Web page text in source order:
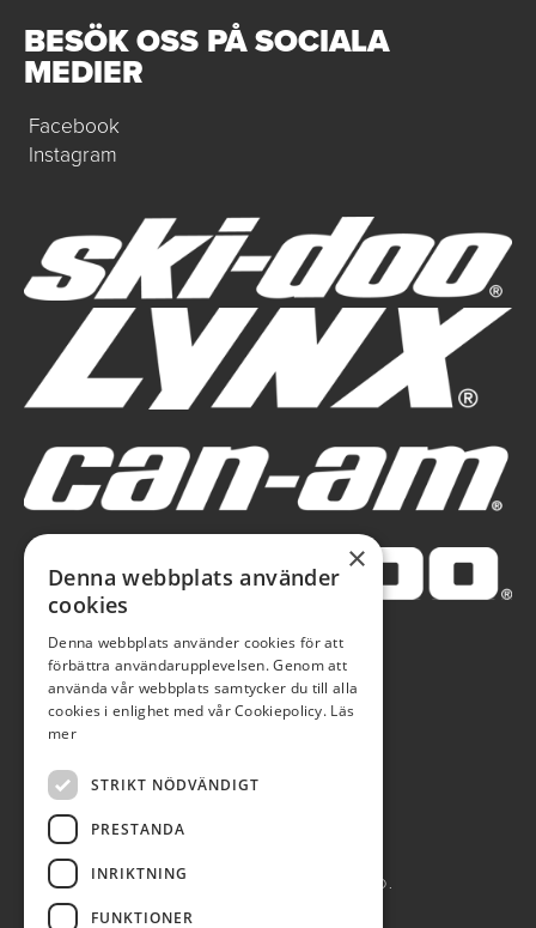
BESÖK OSS PÅ SOCIALA
MEDIER
Facebook
Instagram
AUTOBLÅ AB 2026. ALL RIGHTS RESERVED.
×
Denna webbplats använder
cookies
Denna webbplats använder cookies för att
förbättra användarupplevelsen. Genom att
använda vår webbplats samtycker du till alla
cookies i enlighet med vår Cookiepolicy. Läs
mer
STRIKT NÖDVÄNDIGT
PRESTANDA
INRIKTNING
FUNKTIONER